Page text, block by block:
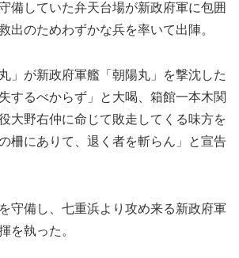
備していた弁天台場が新政府軍に包囲
出のためわずかな兵を率いて出陣。
」が新政府軍艦「朝陽丸」を撃沈した
するべからず」と大喝、箱館一本木関
大野右仲に命じて敗走してくる味方を
柵にありて、退く者を斬らん」と宣告
守備し、七重浜より攻め来る新政府軍
を執った。